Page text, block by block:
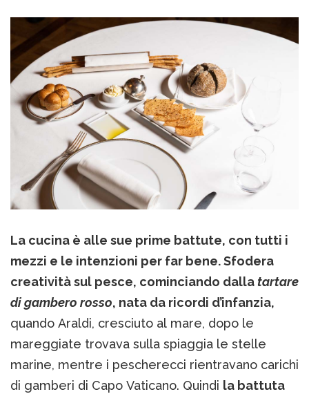
La cucina è alle sue prime battute, con tutti i
mezzi e le intenzioni per far bene. Sfodera
creatività sul pesce, cominciando dalla tartare
di gambero rosso, nata da ricordi d’infanzia,
quando Araldi, cresciuto al mare, dopo le
mareggiate trovava sulla spiaggia le stelle
marine, mentre i pescherecci rientravano carichi
di gamberi di Capo Vaticano. Quindi la battuta